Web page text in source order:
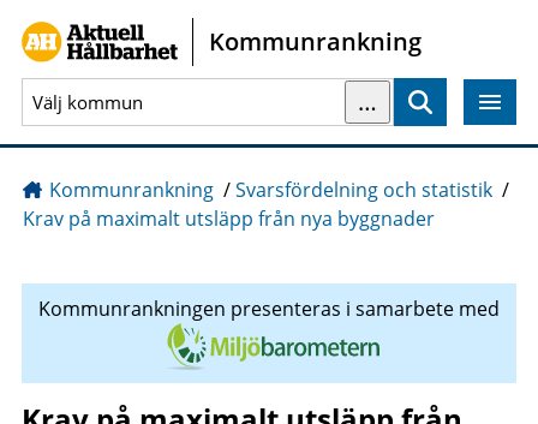
Gå direkt till sidans innehåll
Kommunrankning
…
Kommunrankning /Svarsfördelning och statistik /
Krav på maximalt utsläpp från nya byggnader
Kommunrankningen presenteras i samarbete med